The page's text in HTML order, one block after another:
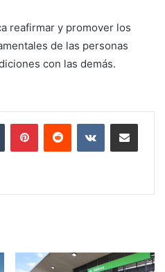
reafirmar y promover los
de las personas
con las demás.
Tumblr PinterestReddit VKontakteShare via Email